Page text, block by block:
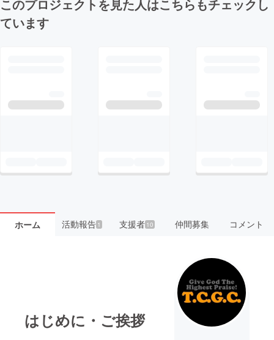
このプロジェクトを見た人はこちらもチェックし
ています
ホーム 活動報告1 支援者 10 仲間募集 コメント
はじめに・ご挨拶